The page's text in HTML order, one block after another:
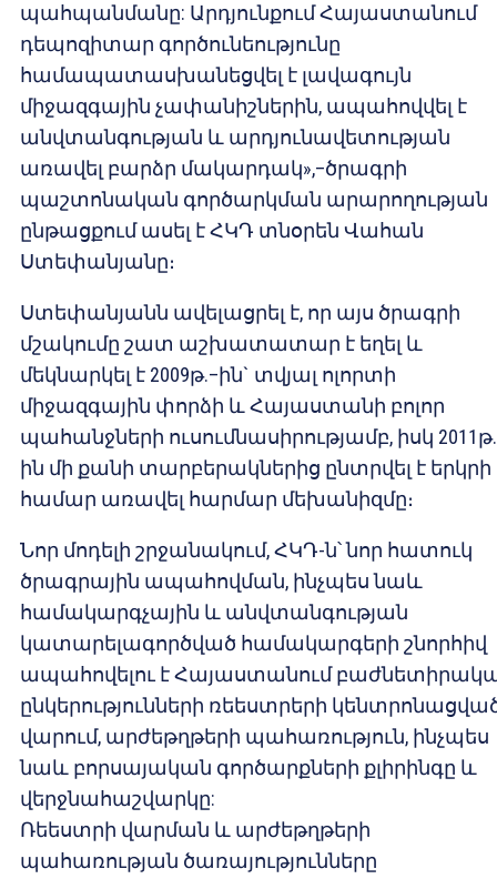
պահպանմանը: Արդյունքում Հայաստանում
դեպոզիտար գործունեությունը
համապատասխանեցվել է լավագույն
միջազգային չափանիշներին, ապահովվել է
անվտանգության և արդյունավետության
առավել բարձր մակարդակ»,–ծրագրի
պաշտոնական գործարկման արարողության
ընթացքում ասել է ՀԿԴ տնօրեն Վահան
Ստեփանյանը։
Ստեփանյանն ավելացրել է, որ այս ծրագրի
մշակումը շատ աշխատատար է եղել և
մեկնարկել է 2009թ.–ին` տվյալ ոլորտի
միջազգային փորձի և Հայաստանի բոլոր
պահանջների ուսումնասիրությամբ, իսկ
ին մի քանի տարբերակներից ընտրվել է երկրի
համար առավել հարմար մեխանիզմը։
Նոր մոդելի շրջանակում, ՀԿԴ-ն՝ նոր հատուկ
ծրագրային ապահովման, ինչպես նաև
համակարգչային և անվտանգության
կատարելագործված համակարգերի շնորհիվ
ապահովելու է Հայաստանում
ընկերությունների ռեեստրերի
վարում, արժեթղթերի պահառություն, ինչպես
նաև բորսայական գործարքների քլիրինգը և
վերջնահաշվարկը:
Ռեեստրի վարման և արժեթղթերի
պահառության ծառայությունները